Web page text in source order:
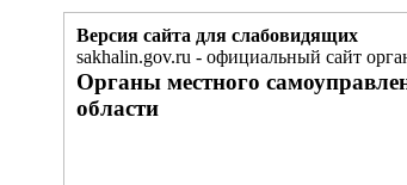
Версия сайта для слабовидящих
sakhalin.gov.ru - официальный сайт
Органы местного
области